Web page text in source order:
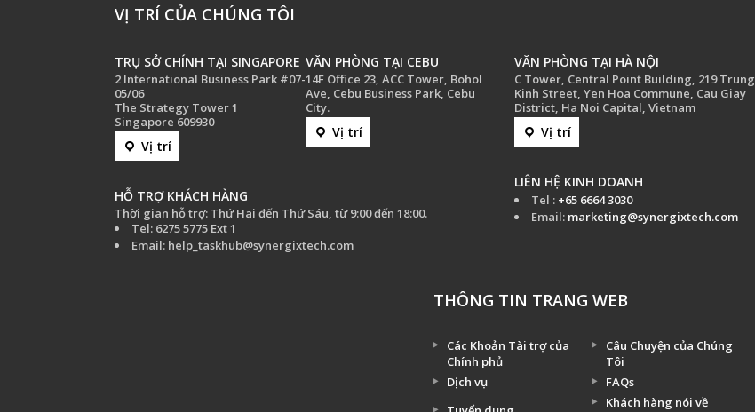
VỊ TRÍ CỦA CHÚNG TÔI
TRỤ SỞ CHÍNH TẠI SINGAPORE
2 International Business Park #07-
05/06
The Strategy Tower 1
Singapore 609930
Vị trí
VĂN PHÒNG TẠI CEBU
14F Office 23, ACC Tower, Bohol
Ave, Cebu Business Park, Cebu
City.
Vị trí
HỖ TRỢ KHÁCH HÀNG
Thời gian hỗ trợ: Thứ Hai đến Thứ Sáu, từ 9:00 đến 18:00.
Tel: 6275 5775 Ext 1
Email: help_taskhub@synergixtech.com
VĂN PHÒNG TẠI HÀ NỘI
C Tower, Central Point Building, 219 Trung
Kinh Street, Yen Hoa Commune, Cau Giay
District, Ha Noi Capital, Vietnam
Vị trí
LIÊN HỆ KINH DOANH
Tel : +65 6664 3030
Email: marketing@synergixtech.com
THÔNG TIN TRANG WEB
Các Khoản Tài trợ của
Chính phủ
Câu Chuyện của Chúng
Tôi
Dịch vụ
FAQs
Khách hàng nói về